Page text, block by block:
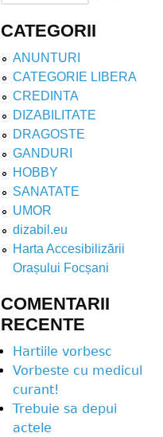
Search form
CATEGORII
ANUNTURI
CATEGORIE LIBERA
CREDINTA
DIZABILITATE
DRAGOSTE
GANDURI
HOBBY
SANATATE
UMOR
dizabil.eu
Harta Accesibilizării
Orașului Focșani
COMENTARII
RECENTE
Hartiile vorbesc
Vorbeste cu medicul
curant!
Trebuie sa depui
actele